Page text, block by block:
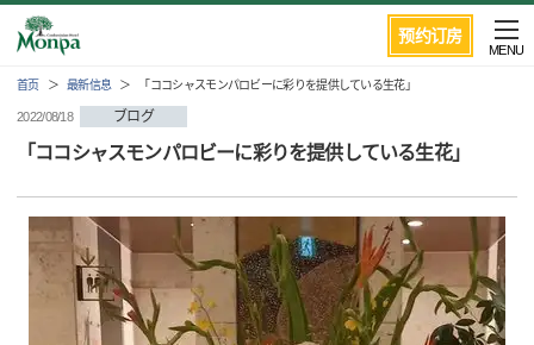
预约订房
MENU
首页 最新信息 「ココシャスモンパロビーに彩りを提供している生花」
2022/08/18 ブログ
「ココシャスモンパロビーに彩りを提供している生花」